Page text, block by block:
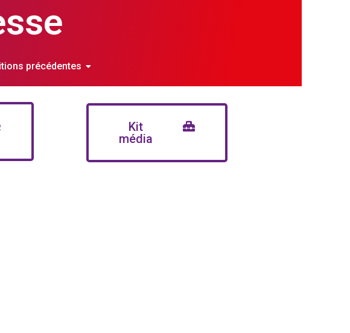
précédentes
Kit
média